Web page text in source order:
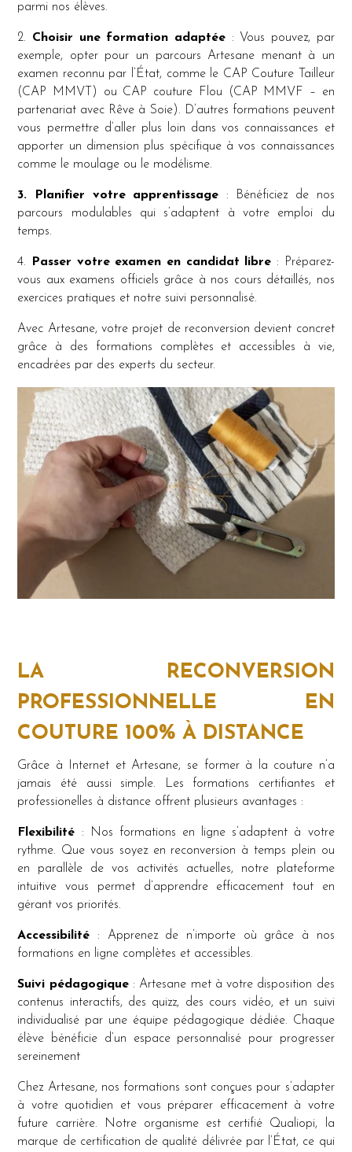
parmi nos élèves.
2. Choisir une formation adaptée : Vous pouvez, par
exemple, opter pour un parcours Artesane menant à un
examen reconnu par l’État, comme le CAP Couture Tailleur
(CAP MMVT) ou CAP couture Flou (CAP MMVF – en
partenariat avec Rêve à Soie). D’autres formations peuvent
vous permettre d’aller plus loin dans vos connaissances et
apporter un dimension plus spécifique à vos connaissances
comme le moulage ou le modélisme.
3. Planifier votre apprentissage : Bénéficiez de nos
parcours modulables qui s’adaptent à votre emploi du
temps.
4. Passer votre examen en candidat libre : Préparez-
vous aux examens officiels grâce à nos cours détaillés, nos
exercices pratiques et notre suivi personnalisé.
Avec Artesane, votre projet de reconversion devient concret
grâce à des formations complètes et accessibles à vie,
encadrées par des experts du secteur.
LA RECONVERSION
PROFESSIONNELLE EN
COUTURE 100% À DISTANCE
Grâce à Internet et Artesane, se former à la couture n’a
jamais été aussi simple. Les formations certifiantes et
professionelles à distance offrent plusieurs avantages :
Flexibilité : Nos formations en ligne s’adaptent à votre
rythme. Que vous soyez en reconversion à temps plein ou
en parallèle de vos activités actuelles, notre plateforme
intuitive vous permet d’apprendre efficacement tout en
gérant vos priorités.
Accessibilité : Apprenez de n’importe où grâce à nos
formations en ligne complètes et accessibles.
Suivi pédagogique: Artesane met à votre disposition des
contenus interactifs, des quizz, des cours vidéo, et un suivi
individualisé par une équipe pédagogique dédiée. Chaque
élève bénéficie d’un espace personnalisé pour progresser
sereinement
Chez Artesane, nos formations sont conçues pour s’adapter
à votre quotidien et vous préparer efficacement à votre
future carrière. Notre organisme est certifié Qualiopi, la
marque de certification de qualité délivrée par l’État, ce qui